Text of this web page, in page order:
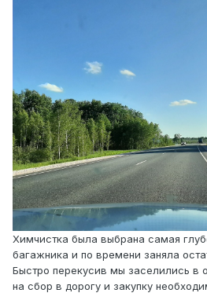
Химчистка была выбрана самая
багажника и по времени заняла
Быстро перекусив мы заселились в
на сбор в дорогу и закупку